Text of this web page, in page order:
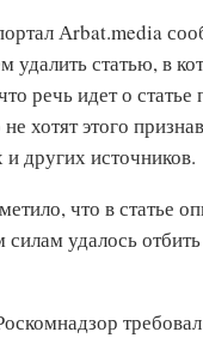
Аrbat.media
удалить статью, в
речь идет о
хотят этого
и других источников.
что в статье
силам удалось